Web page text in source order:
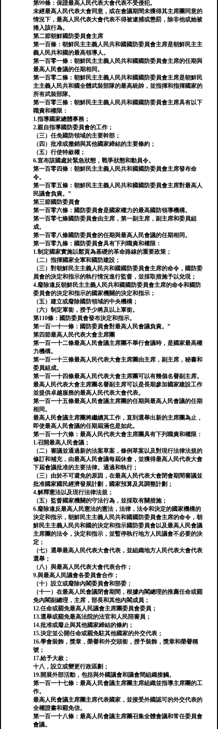
第99條：保證最高人民代表大會代表不受侵犯。
未經最高人民代表大會同意，或在會議期間未獲得其主席團同意的
情況下，最高人民代表大會代表不得被逮捕或懲罰，除非他或她被
捲入該行為。
第二節朝鮮國防委員會主席
第一百條：朝鮮民主主義人民共和國國防委員會主席是朝鮮民主主
義人民共和國的最高領導人。
第一百零一條：朝鮮民主主義人民共和國國防委員會主席的任期與
最高人民會議的任期相同。
第一百零二條：朝鮮民主主義人民共和國國防委員會主席是朝鮮民
主主義人民共和國全體武裝部隊的最高統帥，並指揮和指揮國家的
所有武裝部隊。
第一百零三條：朝鮮民主主義人民共和國國防委員會主席具有以下
職責和權限：
1.指導國家總體事務；
2.親自指導國防委員會的工作；
（三）任免國防領域的主要幹部；
（四）批准或撤銷與其他國家締結的主要條約；
（五）行使特赦權；
6.宣布該國處於緊急狀態，戰爭狀態和動員令。
第一百零四條：朝鮮民主主義人民共和國國防委員會主席發布命
令。
第一百零五條：朝鮮民主主義人民共和國國防委員會主席對最高人
民議會負責。”
第三節國防委員會
第一百零六條：國防委員會是國家權力的最高國防領導機構。
第一百零七條國防委員會由主席，第一副主席，副主席和委員組
成。
第一百零八條國防委員會的任期與最高人民會議的任期相同。
第一百零九條：國防委員會具有下列職責和權限：
1.制定國家實施以鬆貢為基礎的革命路線的重要政策；
（二）指揮國家全軍和國防建設；
（三）對朝鮮民主主義人民共和國國防委員會主席的命令，國防委
員會的決定和指示的執行情況進行監督，並採取措施予以兌現；
4.廢除違反朝鮮民主主義人民共和國國防委員會主席的命令和國防
委員會的決定和指示的國家機關的決定和指示；
（五）建立或廢除國防領域的中央機構；
（六）制定軍銜，授予少將及以上軍銜。
第110條：國防委員會發布決定和指示。
第一百一十一條：國防委員會對最高人民會議負責。”
第四節最高人民代表大會主席團
第一百一十二條最高人民會議主席團不舉行會議時，是國家最高權
力機構。
第一百一十三條最高人民代表大會主席團由主席，副主席，秘書和
委員組成。
第一百一十四條最高人民代表大會主席團可以有幾個名譽副主席。
最高人民代表大會主席團名譽副主席可以是長期參加國家建設工作
並提供卓越服務的最高人民代表大會代表。
第一百一十五條最高人民會議主席團的任期與最高人民會議的任期
相同。
最高人民會議主席團將繼續其工作，直到選舉出新的主席團為止，
即使最高人民會議的任期屆滿也是如此。
第一百一十六條：最高人民代表大會主席團具有下列職責和權限：
1.召開最高人民會議；
（二）審議並通過新的法案草案，條例草案以及對現行法律法規的
修訂和補充，由最高人民會議每屆休會，並獲得最高人民代表大會
下屆會議批准的主要法律。通過和執行；
（三）由於不可避免的原因，在最高人民代表大會閉會期間審議並
批准國家國民經濟發展計劃，國家預算及其調整計劃；
4.解釋憲法以及現行法律法規；
（五）監督國家機關的守法行為，並採取有關措施；
6.廢除違反最高人民憲法的憲法，法律，法令和決定的國家機構的
決定和指示，朝鮮民主主義人民共和國國防委員會主席的命令，朝
鮮民主主義人民共和國的決定和指示國防委員會以及最高人民會議
主席團的法令，決定和指示，並暫停執行地方人民議會不必要的決
定；
（七）選舉最高人民代表大會代表，並組織地方人民代表大會代表
選舉；
（八）與最高人民代表大會代表合作；
9.與最高人民議會各委員會合作；
（十）設立或廢除內閣委員會和部委；
（十一）在最高人民會議閉會期間，根據內閣總理的推薦任命或罷
免內閣副總理，主席，部長和其他內閣成員；
12.任命或罷免最高人民議會主席團委員會委員；
13.選舉或罷免最高法院的法官和人民陪審員；
14.批准或廢止與其他國家締結的條約；
15.決定並公開任命或罷免駐其他國家的外交代表；
16.學會裝飾，獎章，榮譽和外交頭銜，授予裝飾，獎章和榮譽稱
號；
17.給予大赦；
十八，設立或變更行政區劃；
19.開展外部活動，包括與外國議會和議會間組織接觸。
第一百一十七條：最高人民會議主席團主席組織並指導主席團的工
作。
最高人民會議主席團主席代表國家，並接受外國認可的外交代表的
全權證書和罷免信。
第一百一十八條：最高人民會議主席團召集全體會議和常任委員會
會議。